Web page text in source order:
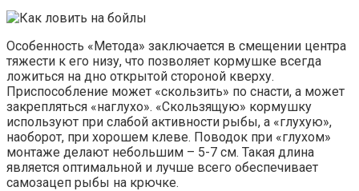
Особенность «Метода» заключается в смещении центра
тяжести к его низу, что позволяет кормушке всегда
ложиться на дно открытой стороной кверху.
Приспособление может «скользить» по снасти, а может
закрепляться «наглухо». «Скользящую» кормушку
используют при слабой активности рыбы, а «глухую»,
наоборот, при хорошем клеве. Поводок при «глухом»
монтаже делают небольшим – 5-7 см. Такая длина
является оптимальной и лучше всего обеспечивает
самозацеп рыбы на крючке.